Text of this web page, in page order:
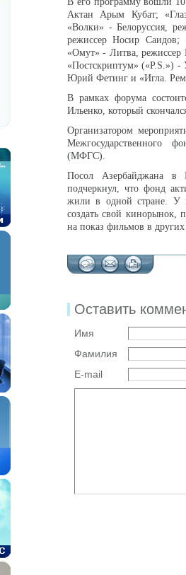
Актан Арым Кубат;
«Волки» - Белоруссия,
режиссер Носир
«Омут» - Литва, режиссер
«Постскриптум» («P.S.») -
Юрий Фетинг и «Игла.
В рамках форума
Ильенко, который
Организатором
Межгосударственного
(МФГС).
Посол Азербайджана в
подчеркнул, что фонд
жили в одной стране. У
создать свой кинорынок,
на показ фильмов в других
Оставить
Имя
Фамилия
E-mail